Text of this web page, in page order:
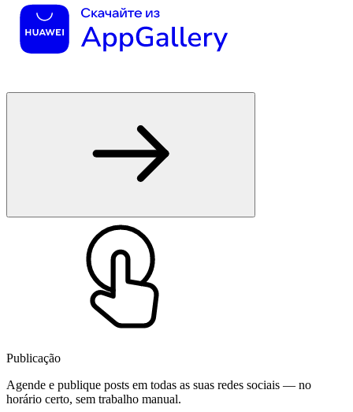
Publicação
Agende e publique posts em todas as suas redes sociais — no
horário certo, sem trabalho manual.